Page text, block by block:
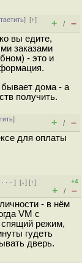
][↑]
+ / –
вы едите,
заказами
- это и
бывает дома - а
получить.
]
+ / –
для оплаты
· · ·][↓] [↑]
+4
+ / –
- в нём
VM с
спящий режим,
гудеть
дверь.